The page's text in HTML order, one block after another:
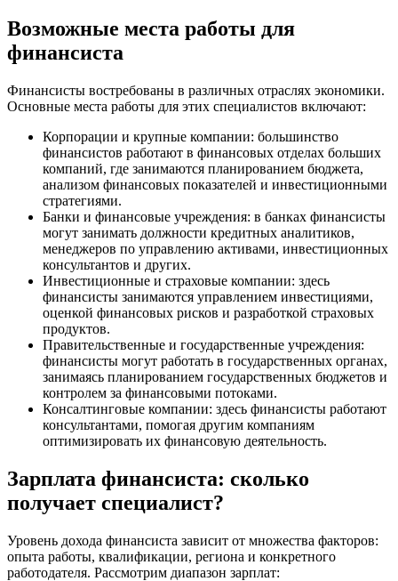
Возможные места работы для
финансиста
Финансисты востребованы в различных отраслях экономики.
Основные места работы для этих специалистов включают:
Корпорации и крупные компании: большинство
финансистов работают в финансовых отделах больших
компаний, где занимаются планированием бюджета,
анализом финансовых показателей и инвестиционными
стратегиями.
Банки и финансовые учреждения: в банках финансисты
могут занимать должности кредитных аналитиков,
менеджеров по управлению активами, инвестиционных
консультантов и других.
Инвестиционные и страховые компании: здесь
финансисты занимаются управлением инвестициями,
оценкой финансовых рисков и разработкой страховых
продуктов.
Правительственные и государственные учреждения:
финансисты могут работать в государственных органах,
занимаясь планированием государственных бюджетов и
контролем за финансовыми потоками.
Консалтинговые компании: здесь финансисты работают
консультантами, помогая другим компаниям
оптимизировать их финансовую деятельность.
Зарплата финансиста: сколько
получает специалист?
Уровень дохода финансиста зависит от множества факторов:
опыта работы, квалификации, региона и конкретного
работодателя. Рассмотрим диапазон зарплат: